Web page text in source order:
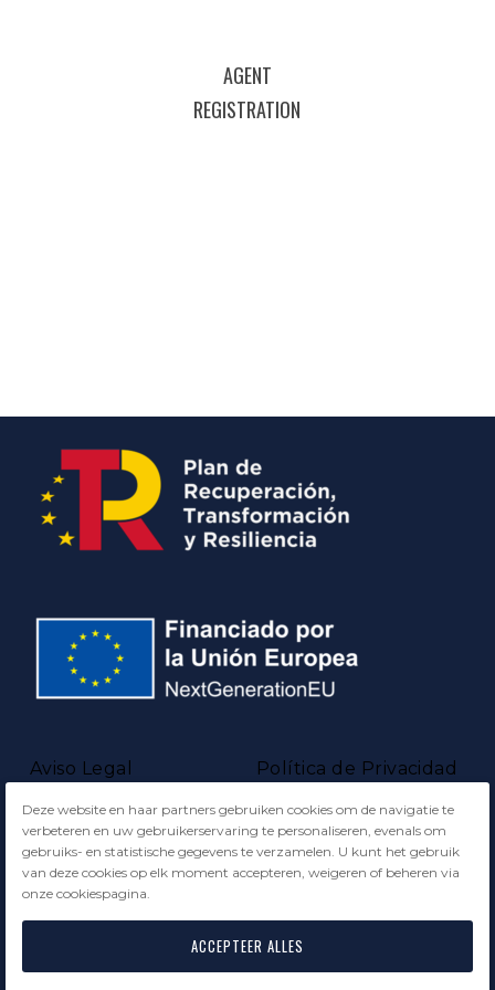
AGENT
REGISTRATION
Aviso Legal Política de Privacidad
Política de Cookies
Política de Cookies
Deze website en haar partners gebruiken cookies om de navigatie te
verbeteren en uw gebruikerservaring te personaliseren, evenals om
gebruiks- en statistische gegevens te verzamelen. U kunt het gebruik
van deze cookies op elk moment accepteren, weigeren of beheren via
onze cookiespagina.
ACCEPTEER ALLES